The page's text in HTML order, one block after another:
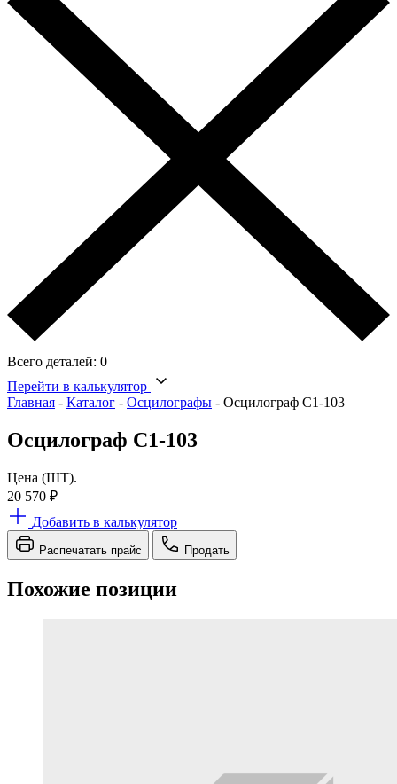
Всего деталей: 0
Перейти в калькулятор
Главная - Каталог - Осцилографы - Осцилограф С1-103
Осцилограф С1-103
Цена (ШТ).
20 570 ₽
Добавить в калькулятор
Распечатать прайс Продать
Похожие позиции